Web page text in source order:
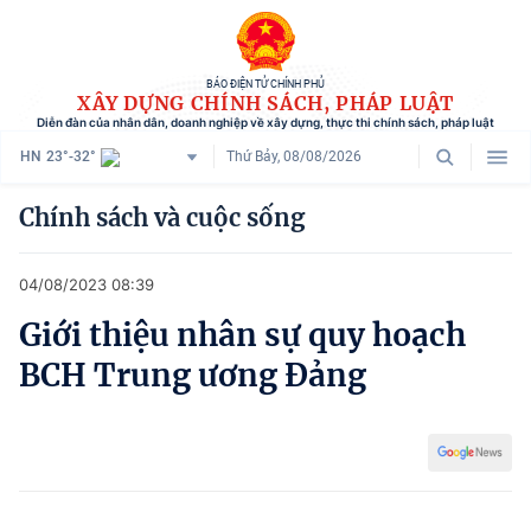
BÁO ĐIỆN TỬ CHÍNH PHỦ
XÂY DỰNG CHÍNH SÁCH, PHÁP LUẬT
Diễn đàn của nhân dân, doanh nghiệp về xây dựng, thực thi chính sách, pháp luật
HN 23°-32° Thứ Bảy, 08/08/2026
Danh mục
Tham vấn chính sách
Người dân góp ý
Chính sách và cuộc sống
04/08/2023 08:39
Giới thiệu nhân sự quy hoạch
BCH Trung ương Đảng